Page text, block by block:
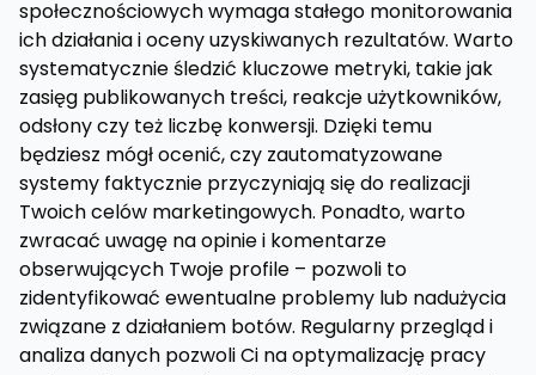
społecznościowych wymaga stałego monitorowania
ich działania i oceny uzyskiwanych rezultatów. Warto
systematycznie śledzić kluczowe metryki, takie jak
zasięg publikowanych treści, reakcje użytkowników,
odsłony czy też liczbę konwersji. Dzięki temu
będziesz mógł ocenić, czy zautomatyzowane
systemy faktycznie przyczyniają się do realizacji
Twoich celów marketingowych. Ponadto, warto
zwracać uwagę na opinie i komentarze
obserwujących Twoje profile – pozwoli to
zidentyfikować ewentualne problemy lub nadużycia
związane z działaniem botów. Regularny przegląd i
analiza danych pozwoli Ci na optymalizację pracy